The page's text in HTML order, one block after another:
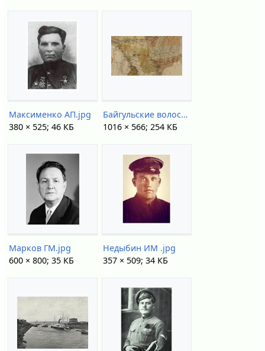
Максименко АП.jpg
380 × 525; 46 КБ
Байгульские волости Причулымья (1890-е годы).jpg
1016 × 566; 254 КБ
Марков ГМ.jpg
600 × 800; 35 КБ
Недыбин ИМ .jpg
357 × 509; 34 КБ